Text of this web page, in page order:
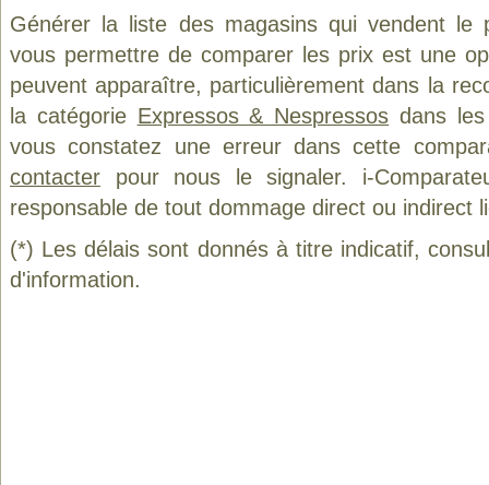
Générer la liste des magasins qui vendent le
vous permettre de comparer les prix est une
peuvent apparaître, particulièrement dans la
la catégorie Expressos & Nespressos dans
vous constatez une erreur dans cette
contacter pour nous le signaler. i-
responsable de tout dommage direct ou indirect
(*) Les délais sont donnés à titre indicatif,
d'information.